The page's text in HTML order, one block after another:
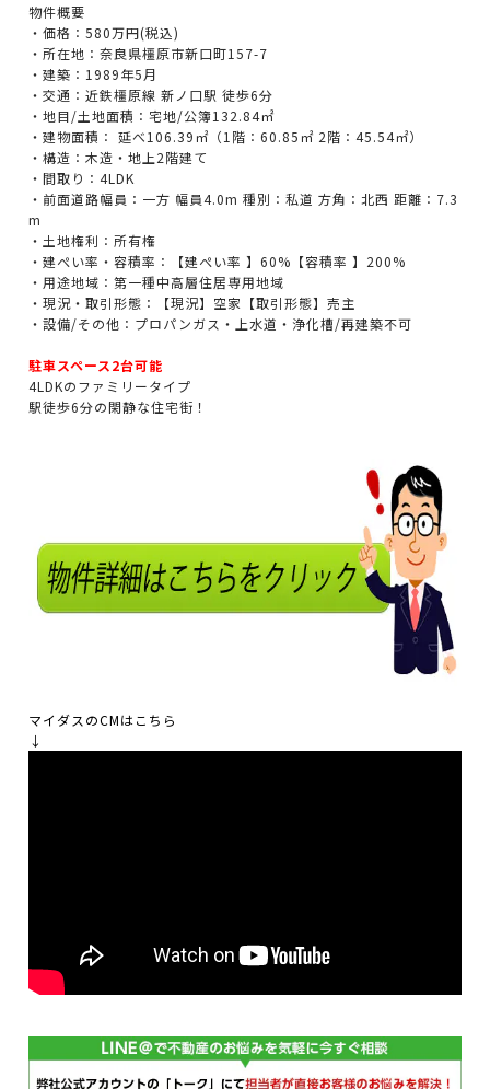
物件概要
・価格：580万円(税込)
・所在地：奈良県橿原市新口町157-7
・建築：1989年5月
・交通：近鉄橿原線 新ノ口駅 徒歩6分
・地目/土地面積：宅地/公簿132.84㎡
・建物面積： 延べ106.39㎡（1階：60.85㎡ 2階：45.54㎡）
・構造：木造・地上2階建て
・間取り：4LDK
・前面道路幅員：一方 幅員4.0m 種別：私道 方角：北西 距離：7.3
m
・土地権利：所有権
・建ぺい率・容積率：【建ぺい率 】60%【容積率 】200%
・用途地域：第一種中高層住居専用地域
・現況・取引形態：【現況】空家【取引形態】売主
・設備/その他：プロパンガス・上水道・浄化槽/再建築不可
駐車スペース2台可能
4LDKのファミリータイプ
駅徒歩6分の閑静な住宅街！
マイダスのCMはこちら
↓